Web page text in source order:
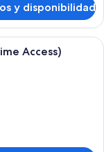
y disponibilidad
de hotel con un
Access)